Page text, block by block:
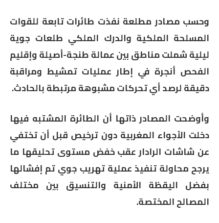
وحسب مصادر مطلعة نفذت طائرات تابعة للقوات
المسلحة الملكية والدرك الملكي طلعات جوية
ليلية شملت مناطق بين عمالة طنجة-أصيلة وإقليم
الفحص أنجرة في إطار عمليات تمشيط ومراقبة
دقيقة لرصد أي تحركات مشبوهة مرتبطة بالحادث.
وأوضحت المصادر ذاتها أن الطائرة المشتبه فيها
دخلت الأجواء المغربية دون ترخيص قبل أن تختفي
عن شاشات الرادار عقب خفض مستوى تحليقها ما
يرجح محاولة تنفيذ عملية تهريب جوي تم إفشالها
بفضل اليقظة الأمنية والتنسيق بين مختلف
المصالح المختصة.